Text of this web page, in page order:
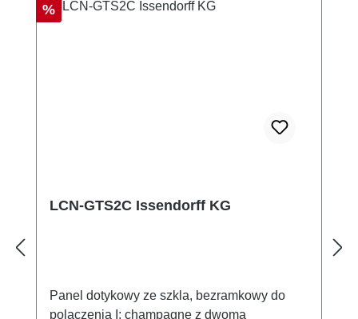
Rabat
%
LCN-GTS2C Issendorff KG
Panel dotykowy ze szkla, bezramkowy do
polaczenia I; champagne z dwoma